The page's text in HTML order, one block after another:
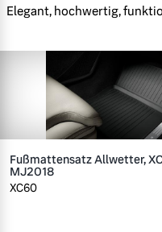
Elegant, hochwertig,
Fußmattensatz Allwetter,
MJ2018
XC60